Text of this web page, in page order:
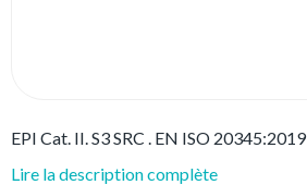
EPI Cat. II. S3 SRC . EN ISO 20345:2019
Lire la description complète